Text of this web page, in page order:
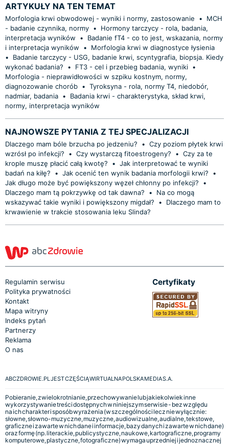
ARTYKUŁY NA TEN TEMAT
Morfologia krwi obwodowej - wyniki i normy, zastosowanie •
MCH
- badanie czynnika, normy •
Hormony tarczycy - rola, badania,
interpretacja wyników
•
Badanie fT4 - co to jest, wskazania, normy
i interpretacja wyników
•
Morfologia krwi w diagnostyce łysienia
•
Badanie tarczycy - USG, badanie krwi, scyntygrafia, biopsja. Kiedy
wykonać badania?
• FT3 - cel i przebieg badania, wyniki •
Morfologia - nieprawidłowości w szpiku kostnym, normy,
diagnozowanie chorób • Tyroksyna - rola, normy T4, niedobór,
nadmiar, badania •
Badania krwi - charakterystyka, skład krwi,
normy, interpretacja wyników
NAJNOWSZE PYTANIA Z TEJ SPECJALIZACJI
Dlaczego mam bóle brzucha po jedzeniu? • Czy poziom płytek krwi
wzrósł po infekcji?
• Czy wystarczą fitoestrogeny? • Czy za te
krople muszę płacić całą kwotę?
• Jak interpretować te wyniki
badań na kiłę?
• Jak ocenić ten wynik badania morfologii krwi?
•
Jak długo może być powiększony węzeł chłonny po infekcji?
•
Dlaczego mam tą pokrzywkę od tak dawna?
•
Na co mogą
wskazywać takie wyniki i powiększony migdał?
•
Dlaczego mam to
krwawienie w trakcie stosowania leku Slinda?
Regulamin serwisu
Polityka prywatności
Kontakt
Mapa witryny
Indeks pytań
Partnerzy
Reklama
O nas
Certyfikaty
ABCZDROWIE.PL JEST CZĘŚCIĄ WIRTUALNA POLSKA MEDIA S.A.
Pobieranie, zwielokrotnianie, przechowywanie lub jakiekolwiek inne
wykorzystywanie treści dostępnych w niniejszym serwisie - bez względu
na ich charakter i sposób wyrażenia (w szczególności lecz nie wyłącznie:
słowne, słowno-muzyczne, muzyczne, audiowizualne, audialne, tekstowe,
graficzne i zawarte w nich dane i informacje, bazy danych i zawarte w nich dane)
oraz formę (np. literackie, publicystyczne, naukowe, kartograficzne, programy
komputerowe, plastyczne, fotograficzne) wymaga uprzedniej i jednoznacznej